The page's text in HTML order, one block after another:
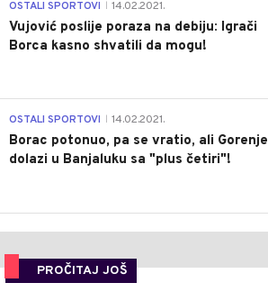
OSTALI SPORTOVI 14.02.2021.
Vujović poslije poraza na debiju: Igrači
Borca kasno shvatili da mogu!
OSTALI SPORTOVI 14.02.2021.
Borac potonuo, pa se vratio, ali Gorenje
dolazi u Banjaluku sa "plus četiri"!
PROČITAJ JOŠ